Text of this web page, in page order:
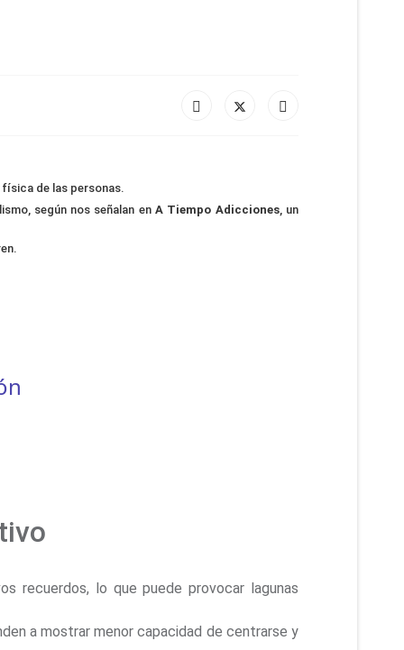
de las personas.
según nos señalan enA Tiempo Adicciones, un
recuerdos, lo que puede provocar lagunas
a mostrar menor capacidad de centrarse y